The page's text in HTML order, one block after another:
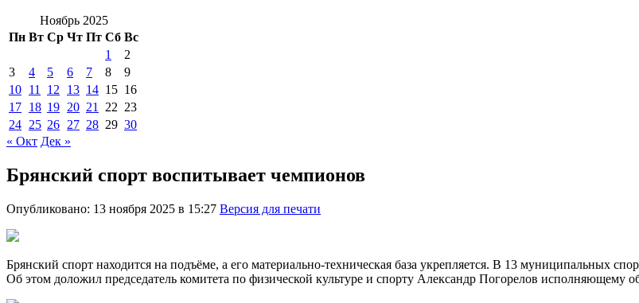
Ноябрь 2025
Пн Вт Ср Чт Пт Сб Вс
1
2
3
4 5 6 7 8
9
10 11 12 13 14 15 16
17 18 19 20 21 22 23
24 25 26 27 28 29 30
« Окт Дек »
Брянский спорт воспитывает чемпионов
Опубликовано: 13 ноября 2025 в 15:27 Версия для печати
Брянский спорт находится на подъёме, а его материально-техническая база укрепляется. В 13 муниципальных
Об этом доложил председатель комитета по физической культуре и спорту Александр Погорелов исполняющему